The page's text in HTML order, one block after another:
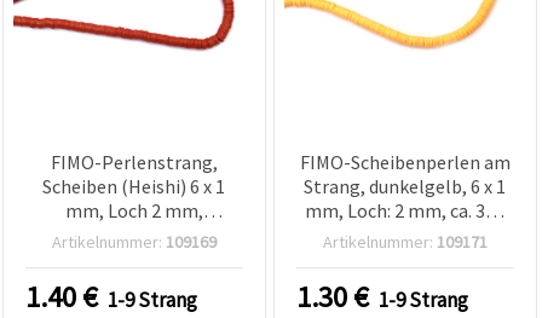
FIMO-Perlenstrang,
Scheiben (Heishi) 6 x 1
mm, Loch 2 mm,
Terrakotta mit
ca. 350 Stk.
Artikelnummer: 109169
1.40€ 1-9 Strang
FIMO-Scheibenperlen am
Strang, dunkelgelb, 6 x 1
mm, Loch: 2 mm, ca. 320
Stück
Artikelnummer: 109171
1.30€ 1-9 Strang